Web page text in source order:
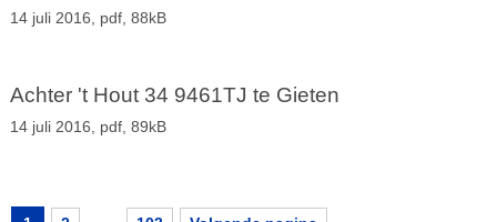
14 juli 2016, pdf, 88kB
Achter 't Hout 34 9461TJ te Gieten
14 juli 2016, pdf, 89kB